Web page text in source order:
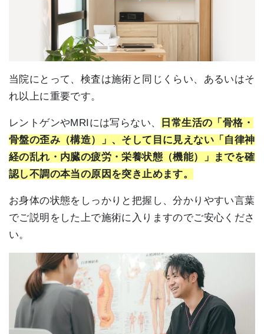
当院にとって、検査は施術と同じくらい、あるいはそ
れ以上に重要です。
レントゲンやMRIには写らない、
日常生活の「骨格・
骨盤の歪み（構造）」、そして目に見えない「自律神
経の乱れ・内臓の疲労・栄養状態（機能）」までを確
認し不調の本当の原因を突き止めます。
お身体の状態をしっかりと把握し、分かりやすい言葉
でご説明をした上で施術に入りますのでご安心くださ
い。